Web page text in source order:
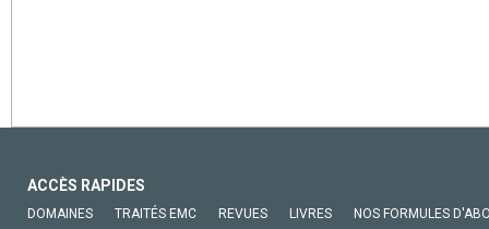
ACCÈS RAPIDES
DOMAINES TRAITÉS EMC REVUES LIVRES NOS FORMULES